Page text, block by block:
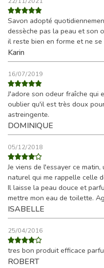
Savon adopté
dessèche pas la peau et son
il reste bien en forme et ne
Karin
16/07/2019
J'adore son odeur fraîche qui
oublier qu'il est très doux
astreingente.
DOMINIQUE
05/12/2018
Je viens de l'essayer ce
naturel qui me rappelle celle
Il laisse la peau douce et
mettre mon eau de toilette.
ISABELLE
25/04/2016
tres bon produit efficace
ROBERT